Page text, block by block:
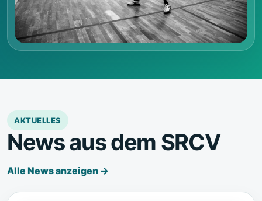
AKTUELLES
News aus dem SRCV
Alle News anzeigen →